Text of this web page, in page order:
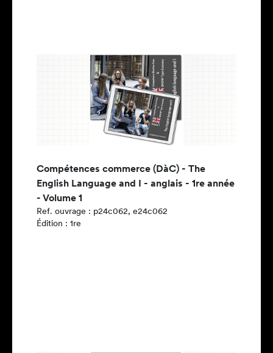
Compétences commerce (DàC) - The
English Language and I - anglais - 1re année
- Volume 1
Ref. ouvrage : p24c062, e24c062
Édition : 1re